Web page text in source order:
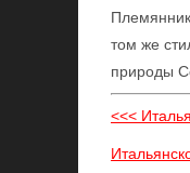
том же
природы
<<<